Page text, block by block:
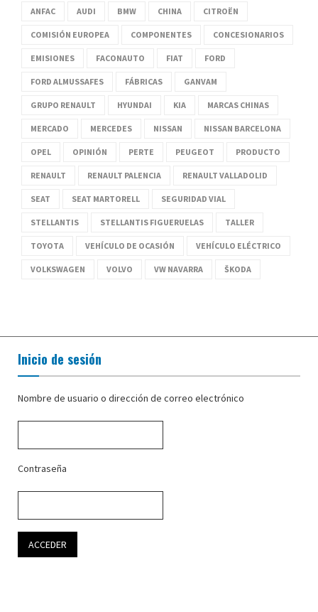
ANFAC AUDI BMW CHINA CITROËN
COMISIÓN EUROPEA COMPONENTES CONCESIONARIOS
EMISIONES FACONAUTO FIAT FORD
FORD ALMUSSAFES FÁBRICAS GANVAM
GRUPO RENAULT HYUNDAI KIA MARCAS CHINAS
MERCADO MERCEDES NISSAN NISSAN BARCELONA
OPEL OPINIÓN PERTE PEUGEOT PRODUCTO
RENAULT RENAULT PALENCIA RENAULT VALLADOLID
SEAT SEAT MARTORELL SEGURIDAD VIAL
STELLANTIS STELLANTIS FIGUERUELAS TALLER
TOYOTA VEHÍCULO DE OCASIÓN VEHÍCULO ELÉCTRICO
VOLKSWAGEN VOLVO VW NAVARRA ŠKODA
Inicio de sesión
Nombre de usuario o dirección de correo electrónico
Contraseña